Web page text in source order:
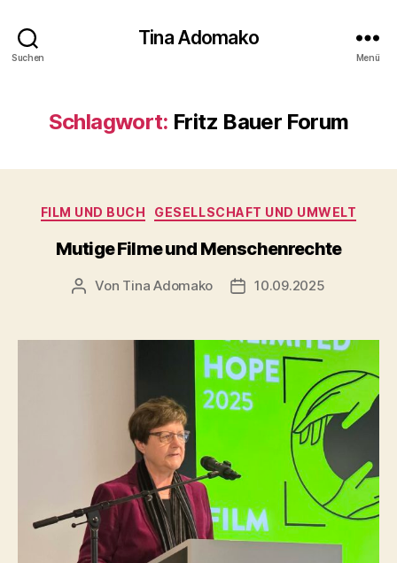
Suchen
Tina Adomako
Menü
Schlagwort: Fritz Bauer Forum
Kategorien
FILM UND BUCH GESELLSCHAFT UND UMWELT
Mutige Filme und Menschenrechte
Beitragsautor
Von Tina Adomako Veröffentlichungsdatum
10.09.2025